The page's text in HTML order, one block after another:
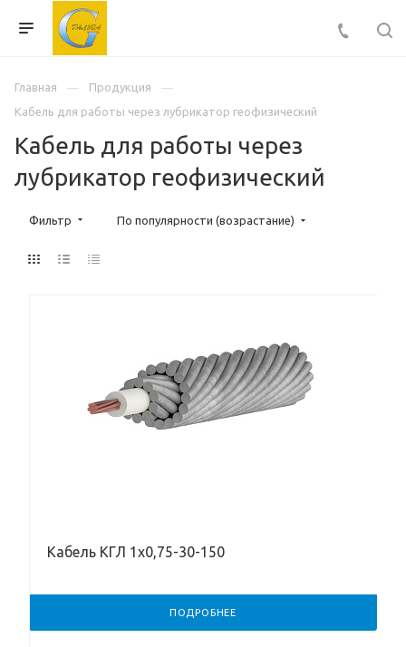
Главная
Продукция
Кабель для работы через лубрикатор геофизический
Кабель для работы через
лубрикатор геофизический
Фильтр По популярности (возрастание)
Кабель КГЛ 1х0,75-30-150
ПОДРОБНЕЕ